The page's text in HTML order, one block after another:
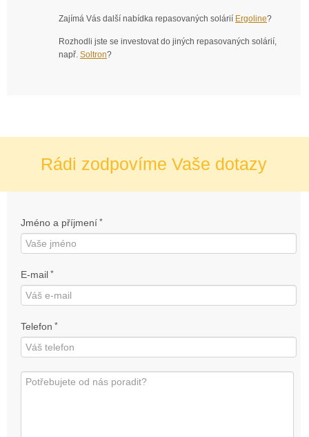
Zajímá Vás další nabídka repasovaných solárií Ergoline?
Rozhodli jste se investovat do jiných repasovaných solárií,
např. Soltron?
Rádi zodpovíme Vaše dotazy
Jméno a příjmení *
E-mail *
Telefon *